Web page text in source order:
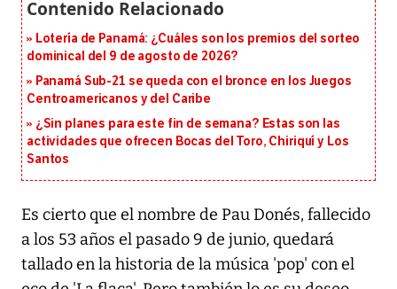
Lotería de Panamá: ¿Cuáles son los premios del sorteo
dominical del 9 de agosto de 2026?
Panamá Sub-21 se queda con el bronce en los Juegos
Centroamericanos y del Caribe
¿Sin planes para este fin de semana? Estas son las
actividades que ofrecen Bocas del Toro, Chiriquí y Los
Santos
Es cierto que el nombre de Pau Donés, fallecido
a los 53 años el pasado 9 de junio, quedará
tallado en la historia de la música 'pop' con el